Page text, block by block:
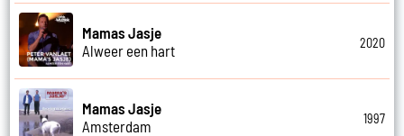
Mamas Jasje
Alweer een hart
2020
Mamas Jasje
Amsterdam
1997